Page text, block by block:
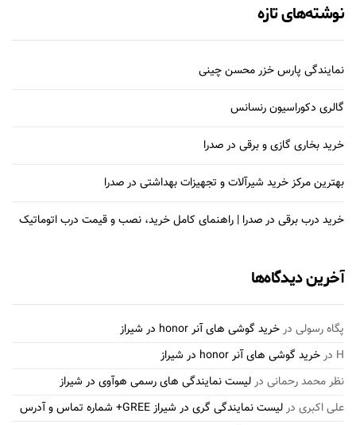
نوشته‌های تازه
نمایندگی پارس خزر محسن چینی
گالری دکوراسیون رنسانس
خرید بخاری گازی و برقی در صدرا
بهترین مرکز خرید شیرآلات و تجهیزات بهداشتی در صدرا
خرید درب برقی در صدرا | راهنمای کامل خرید، نصب و قیمت درب اتوماتیک
آخرین دیدگاه‌ها
پگاه رسولی درخرید گوشی های آنر honor در شیراز
H درخرید گوشی های آنر honor در شیراز
نظر محمد رحمانی درلیست نمایندگی های رسمی هوآوی در شیراز
علی اکبری درلیست نمایندگی گری در شیراز GREE+ شماره تماس و آدرس